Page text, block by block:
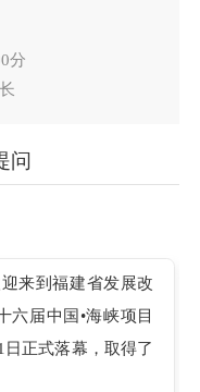
分
问
来到福建省发展改
六届中国•海峡项目
日正式落幕，取得了